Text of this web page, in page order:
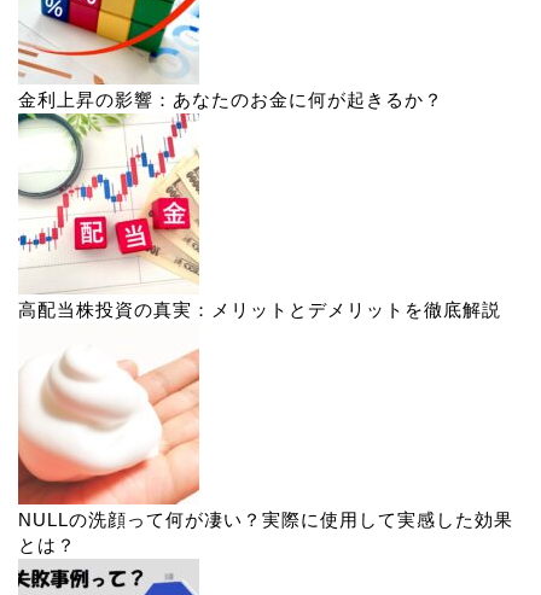
金利上昇の影響：あなたのお金に何が起きるか？
高配当株投資の真実：メリットとデメリットを徹底解説
NULLの洗顔って何が凄い？実際に使用して実感した効果
とは？